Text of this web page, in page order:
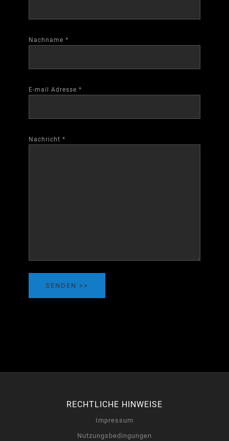
Nachname *
E-mail Adresse *
Nachricht *
SENDEN
RECHTLICHE HINWEISE
Impressum
Nutzungsbedingungen